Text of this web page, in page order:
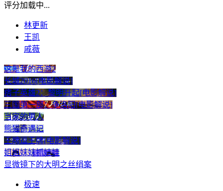
评分加载中...
林更新
王凯
戚薇
这是我的西游2
长城2016[电影解说]
痞子英雄2：黎明升起[电影解说]
三国第一部：争洛阳[电影解说]
当家的男人
熊猫奇遇记
王牌逗王牌[电影解说]
姐姐妹妹抓娃娃
显微镜下的大明之丝绢案
极速